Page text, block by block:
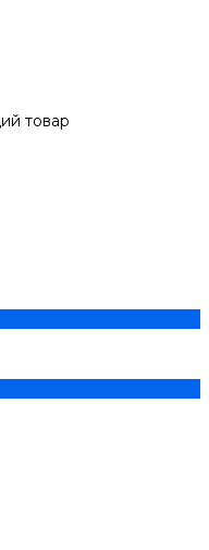
товар